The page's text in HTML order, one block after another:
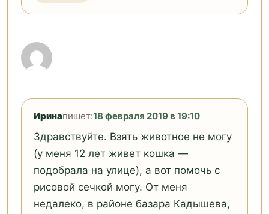
Иринапишет:18 февраля 2019 в 19:10
Здравствуйте. Взять животное не могу
(у меня 12 лет живет кошка —
подобрала на улице), а вот помочь с
рисовой сечкой могу. От меня
недалеко, в районе базара Кадышева,